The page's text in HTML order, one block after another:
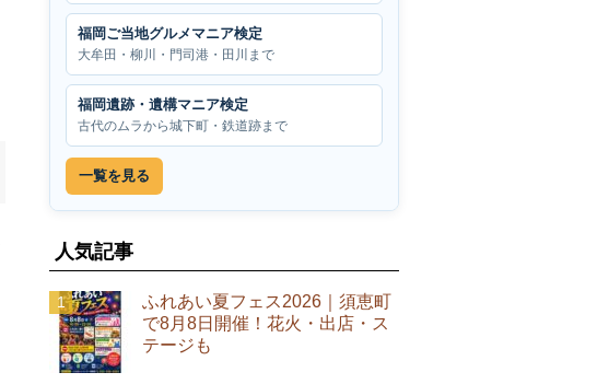
福岡ご当地グルメマニア検定
大牟田・柳川・門司港・田川まで
福岡遺跡・遺構マニア検定
古代のムラから城下町・鉄道跡まで
一覧を見る
人気記事
ふれあい夏フェス2026｜須恵町
で8月8日開催！花火・出店・ス
テージも